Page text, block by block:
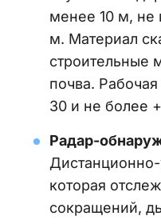
менее 10 м, не
м. Материал
строительные
почва.
30 и не более
Радар-
которая
сокращений,